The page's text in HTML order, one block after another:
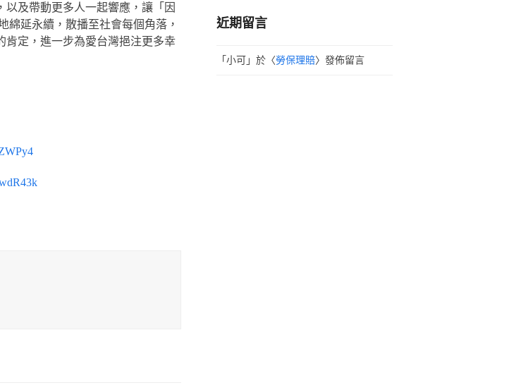
及帶動更多人一起響應，讓「因
綿延永續，散播至社會每個角落，
肯定，進一步為愛台灣挹注更多幸
近期留言
「 小可 」於〈勞保理賠〉發佈留言